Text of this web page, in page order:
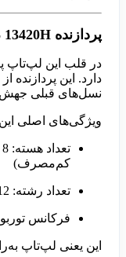
پردازنده Intel Core i5 13420H – قدرت نسل 13
در قلب این لپ‌تاپ
دارد. این پردازنده
نسل‌های قبلی جهش
ویژگی‌های اصلی این
کم‌مصرف)
تعداد رشته: 12 رشته پردازشی
فرکانس
این یعنی لپ‌تاپ